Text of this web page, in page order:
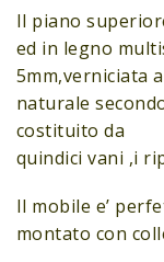
Il piano
ed in legno
5mm,verniciata
naturale
costituito da
quindici vani ,i
Il mobile e’
montato con